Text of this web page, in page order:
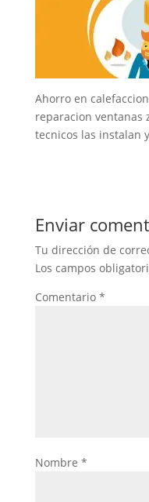
Ahorro en
reparacion ventanas
tecnicos las instalan
Enviar
Tu dirección de
Los campos
Comentario *
Nombre *